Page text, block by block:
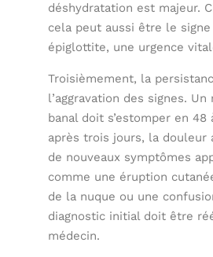
déshydratation est majeur.
cela peut aussi être le signe
épiglottite, une urgence
Troisièmement, la
l’aggravation des signes. Un
banal doit s’estomper en 48
après trois jours, la douleur
de nouveaux symptômes
comme une éruption
de la nuque ou une
diagnostic initial doit être
médecin.